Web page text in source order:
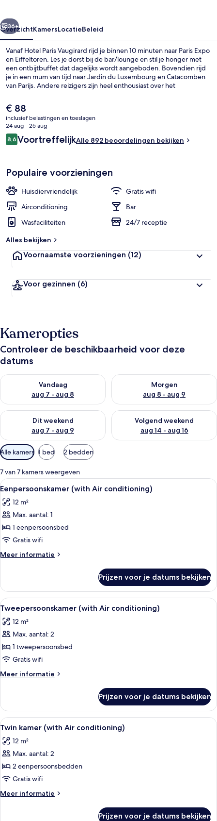
Volgende
36+
OverzichtKamersLocatieBeleid
Vanaf Hotel Paris Vaugirard rijd je binnen 10 minuten naar Paris Expo
en Eiffeltoren. Les je dorst bij de bar/lounge en stil je honger met
een ontbijtbuffet dat dagelijks wordt aangeboden. Bovendien rijd
je in een mum van tijd naar Jardin du Luxembourg en Catacomben
van Parijs. Andere reizigers zijn heel enthousiast over het
van het openbaar vervoer: Metrostation Porte de Versailles bevindt
zich vlakbij en in 5 minuten loop je naar Tramhalte Desnouettes.
De
huidige
prijs
is
€ 88
€ 88
inclusief belastingen en toeslagen
24 aug - 25 aug
Beoordelingen
8,68,6 op 10 –
VoortreffelijkAlle 892 beoordelingen bekijken
Populaire voorzieningen
Huisdiervriendelijk
Gratis wifi
Airconditioning
Bar
Wasfaciliteiten
24/7 receptie
Alles bekijken
Voornaamste voorzieningen (12)
Voor gezinnen (6)
Kameropties
Controleer de beschikbaarheid voor deze
datums
Vandaag
aug 7 - aug 8
De beschikbaarheid controleren voor vanavond aug 7 - aug 8
Morgen
aug 8 - aug 9
De beschikbaarheid
Dit weekend
aug 7 - aug 9
De beschikbaarheid controleren voor dit weekend aug 7 -
Volgend weekend
aug 14 - aug 16
De beschikbaarheid
Beschikbare
filters
voor
kamers
Alle kamers 1 bed 2 bedden
7 van 7 kamers weergeven
Alle
foto's
voor
Eenpersoonskamer
(with
Air
conditioning)
laden
Een hotelkamer met een bed, een
6
Eenpersoonskamer (with Air conditioning)
12 m²
Max. aantal: 1
1 eenpersoonsbed
Gratis wifi
Meer informatie
Meer
(with
Air
conditioning)
Prijzen voor je datums bekijken
Alle
foto's
voor
Tweepersoonskamer
(with
Air
conditioning)
laden
Een hotelkamer met een groot bed,
10
Tweepersoonskamer (with Air conditioning)
12 m²
Max. aantal: 2
1 tweepersoonsbed
Gratis wifi
Meer informatie
Meer
(with
Air
conditioning)
Prijzen voor je datums bekijken
Alle
foto's
voor
Twin
kamer
(with
Air
conditioning)
Hotelkamer met twee bedden, een
10
Twin kamer (with Air conditioning)
12 m²
Max. aantal: 2
2 eenpersoonsbedden
Gratis wifi
Meer informatie
Meer
Prijzen voor je datums bekijken